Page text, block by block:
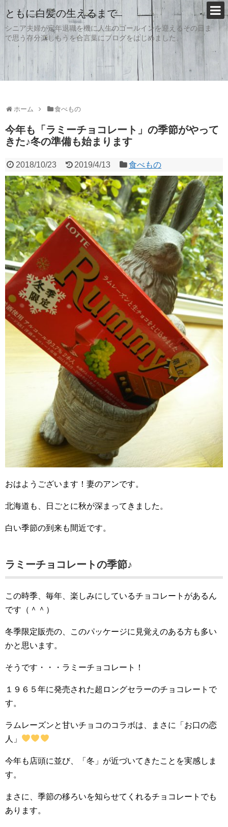
ともに白髪の生えるまで
シニア夫婦が定年退職を機に人生のゴールインを迎えるその日ま
で思う存分楽しもうを合言葉にブログをはじめました。
ホーム 食べもの
今年も「ラミーチョコレート」の季節がやって
きた♪冬の準備も始まります
2018/10/23 2019/4/13 食べもの
おはようございます！妻のアンです。
北海道も、日ごとに秋が深まってきました。
白い季節の到来も間近です。
ラミーチョコレートの季節♪
この時季、毎年、楽しみにしているチョコレートがあるん
です（＾＾）
冬季限定販売の、このパッケージに見覚えのある方も多い
かと思います。
そうです・・・ラミーチョコレート！
１９６５年に発売された超ロングセラーのチョコレートで
す。
ラムレーズンと甘いチョコのコラボは、まさに「お口の恋
人」
今年も店頭に並び、「冬」が近づいてきたことを実感しま
す。
まさに、季節の移ろいを知らせてくれるチョコレートでも
あります。